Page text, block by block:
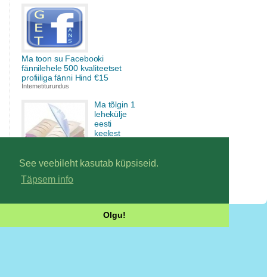
See veebileht kasutab küpsiseid.
Täpsem info
Olgu!
Ma toon su Facebooki
fännilehele 500 kvaliteetset
profiiliga fänni Hind €15
Internetiturundus
Ma tõlgin 1
lehekülje
eesti
keelest
euro eest.